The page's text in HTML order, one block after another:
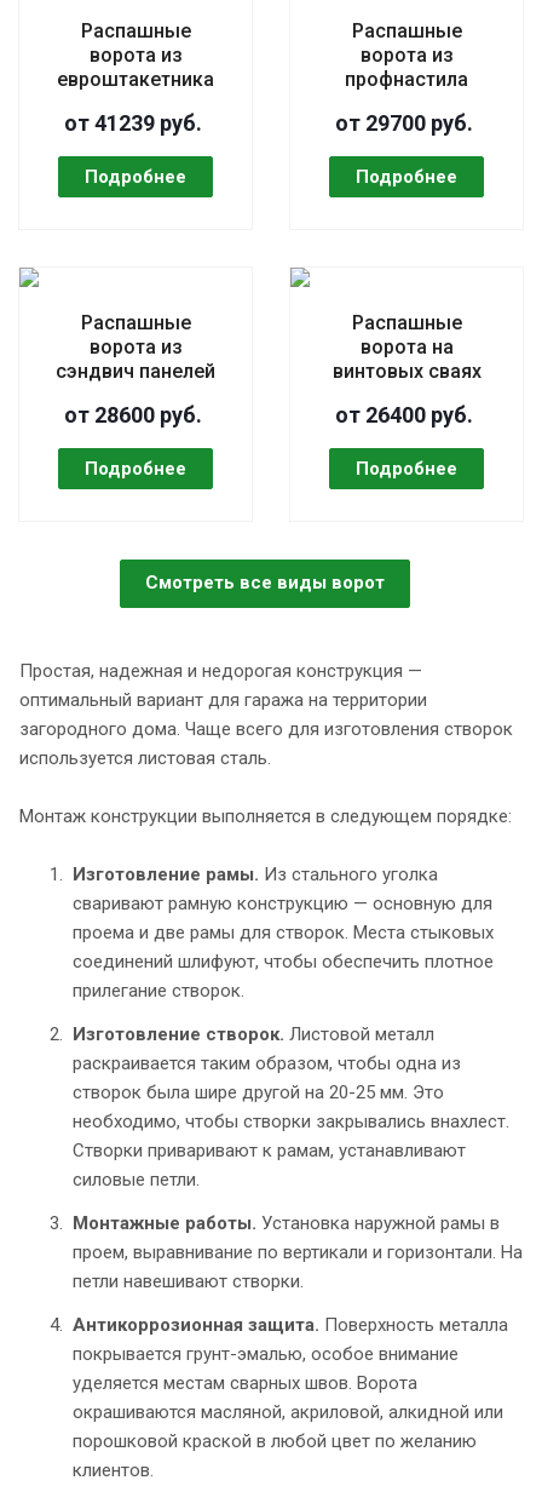
Распашные
ворота из
евроштакетника
от 41239 руб.
Распашные
ворота из
профнастила
от 29700 руб.
Распашные
ворота из
сэндвич панелей
от 28600 руб.
Распашные
ворота на
винтовых сваях
от 26400 руб.
Смотреть все виды ворот
Простая, надежная и недорогая конструкция —
оптимальный вариант для гаража на территории
загородного дома. Чаще всего для изготовления створок
используется листовая сталь.
Монтаж конструкции выполняется в следующем порядке:
Изготовление рамы. Из стального уголка
сваривают рамную конструкцию — основную для
проема и две рамы для створок. Места стыковых
соединений шлифуют, чтобы обеспечить плотное
прилегание створок.
Изготовление створок. Листовой металл
раскраивается таким образом, чтобы одна из
створок была шире другой на 20-25 мм. Это
необходимо, чтобы створки закрывались внахлест.
Створки приваривают к рамам, устанавливают
силовые петли.
Монтажные работы. Установка наружной рамы в
проем, выравнивание по вертикали и горизонтали. На
петли навешивают створки.
Антикоррозионная защита. Поверхность металла
покрывается грунт-эмалью, особое внимание
уделяется местам сварных швов. Ворота
окрашиваются масляной, акриловой, алкидной или
порошковой краской в любой цвет по желанию
клиентов.